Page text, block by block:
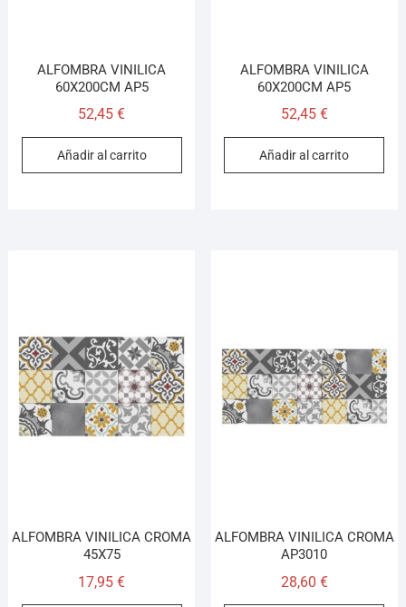
ALFOMBRA VINILICA
60X200CM AP5
52,45€
Añadir al carrito
ALFOMBRA VINILICA
60X200CM AP5
52,45 €
Añadir al carrito
ALFOMBRA VINILICA CROMA
45X75
17,95€
ALFOMBRA VINILICA CROMA
AP3010
28,60 €